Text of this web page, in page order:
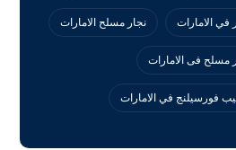
في الامارات نجار مسلح الامارات
مسلح فى الامارات
فورسيلنج في الامارات